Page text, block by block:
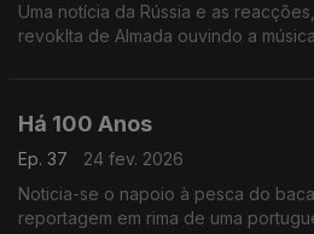
Uma notícia da Rússia e as
revoklta de Almada ouvindo a
Há 100 Anos
Ep. 37
24 fev. 2026
Noticia-se o napoio à pesca do
reportagem em rima de uma